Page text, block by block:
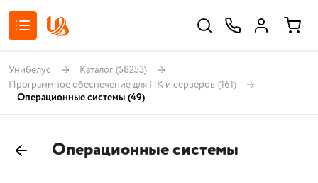
Унибелус Каталог (58253)
Программное обеспечение для ПК и серверов (161)
Операционные системы (49)
Операционные системы